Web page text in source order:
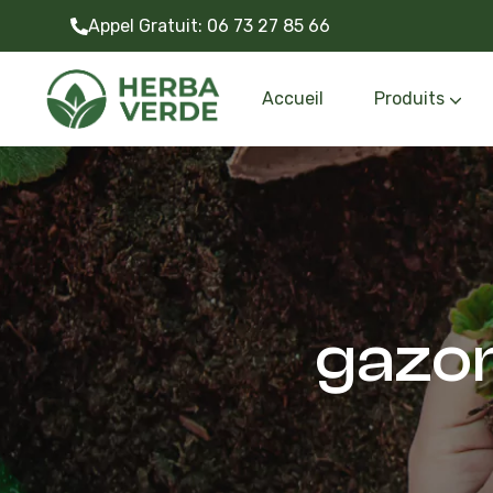
Appel Gratuit: 06 73 27 85 66
Accueil Produits